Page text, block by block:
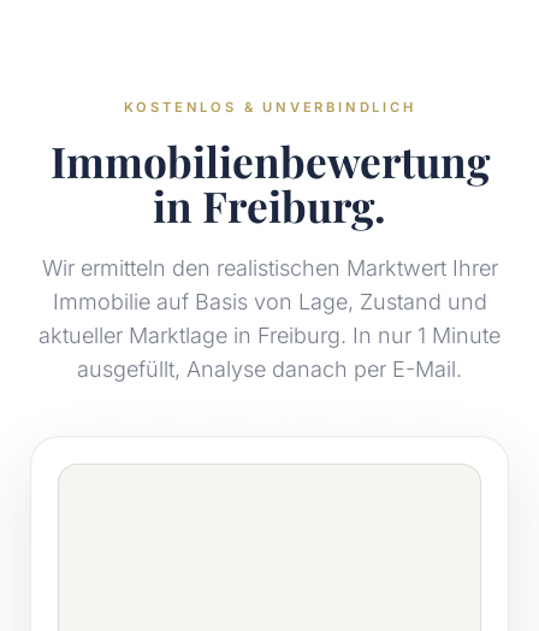
KOSTENLOS & UNVERBINDLICH
Immobilienbewertung
in Freiburg.
Wir ermitteln den realistischen Marktwert Ihrer
Immobilie auf Basis von Lage, Zustand und
aktueller Marktlage in Freiburg. In nur 1 Minute
ausgefüllt, Analyse danach per E-Mail.